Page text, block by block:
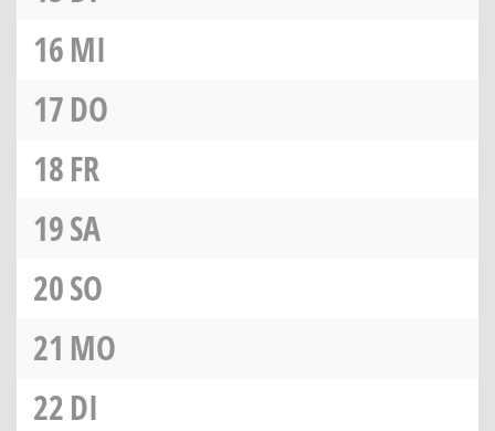
16MI
17DO
18FR
19SA
20SO
21 MO
22DI